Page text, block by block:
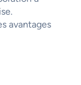
avantages